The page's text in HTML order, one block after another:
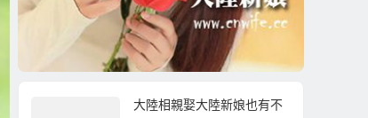
大陸相親娶大陸新娘也有不